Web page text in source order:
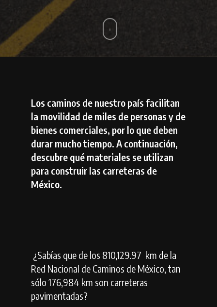
Los caminos de nuestro país facilitan
la movilidad de miles de personas y de
bienes comerciales, por lo que deben
durar mucho tiempo. A continuación,
descubre qué materiales se utilizan
para construir las carreteras de
México.
¿Sabías que de los 810,129.97 km de la
Red Nacional de Caminos de México, tan
sólo 176,984 km son carreteras
pavimentadas?